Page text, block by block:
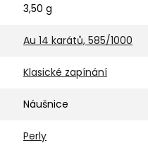
3,50 g
Au 14 karátů, 585/1000
Klasické zapínání
Náušnice
Perly